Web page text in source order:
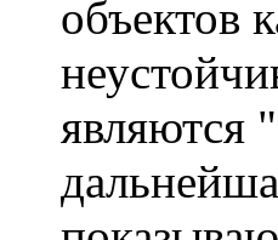
объектов
являются